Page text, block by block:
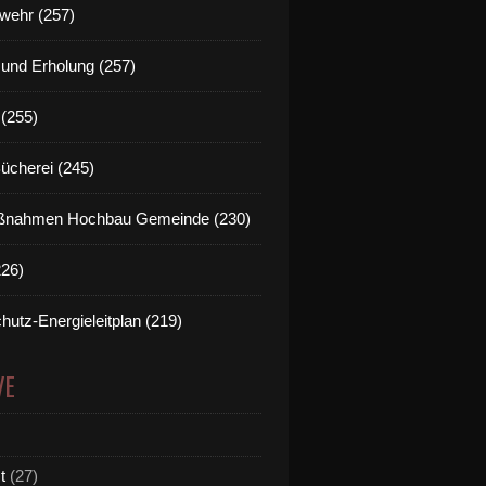
(257)
Erholung (257)
(245)
Hochbau Gemeinde (230)
Energieleitplan (219)
(27)